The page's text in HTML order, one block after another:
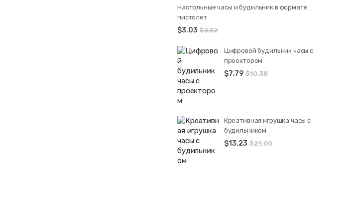
Настольные часы и будильник в формате
пистолет
$3.03 $3.52
Цифровой будильник часы с
проектором
$7.79 $10.38
Креативная игрушка часы c
будильником
$13.23 $21.00